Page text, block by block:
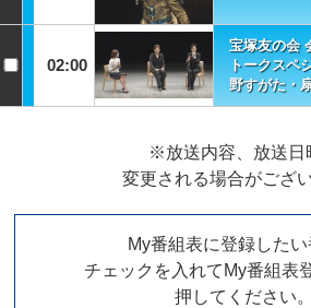
02:00
宝塚友の会
トークスペ
野すがた・
※放送内容、放送日
変更される場合がござい
My番組表に登録したい
チェックを入れてMy番組表
押してください。